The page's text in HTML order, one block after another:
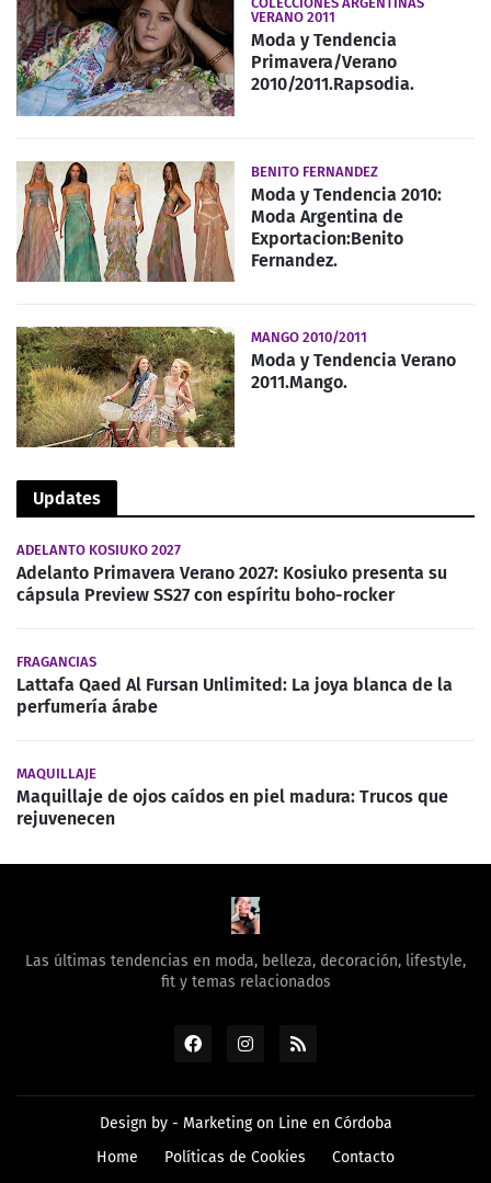
VERANO 2011
Moda y Tendencia
Primavera/Verano
2010/2011.Rapsodia.
BENITO FERNANDEZ
Moda y Tendencia 2010:
Moda Argentina de
Exportacion:Benito
Fernandez.
MANGO 2010/2011
Moda y Tendencia Verano
2011.Mango.
Updates
ADELANTO KOSIUKO 2027
Adelanto Primavera Verano 2027: Kosiuko presenta su
cápsula Preview SS27 con espíritu boho-rocker
FRAGANCIAS
Lattafa Qaed Al Fursan Unlimited: La joya blanca de la
perfumería árabe
MAQUILLAJE
Maquillaje de ojos caídos en piel madura: Trucos que
rejuvenecen
Las últimas tendencias en moda, belleza, decoración, lifestyle,
fit y temas relacionados
Design by - Marketing on Line en Córdoba
Home
Políticas de Cookies Contacto